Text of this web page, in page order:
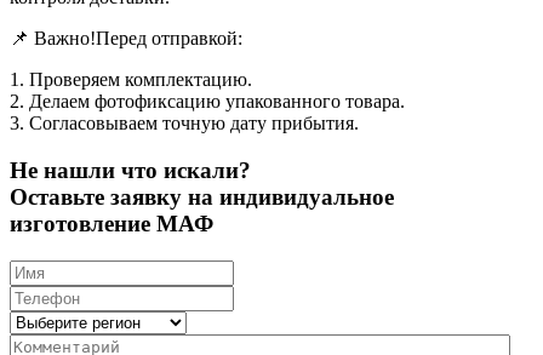
📌 Важно!Перед отправкой:
1. Проверяем комплектацию.
2. Делаем фотофиксацию упакованного товара.
3. Согласовываем точную дату прибытия.
Не нашли что искали?
Оставьте заявку на индивидуальное
изготовление МАФ